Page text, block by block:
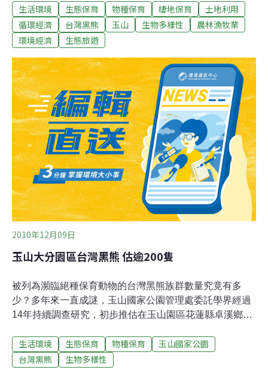
期更明確掌握台灣黑熊的族群生態。全世界現存8種熊
類，大多處於受威脅或瀕危的前景，1989年被列為瀕危保
育動物的台灣黑熊，更是台灣唯一原產的熊類，玉管處於
1996年成立黑熊專案保育小組，選定位於玉山東南園區的
大分地區進行長期監測，委由屏東科技大學副教授黃美秀
團隊深入園區調查。經長時間採集黑熊毛髮、排遺，同時
以微衛星DNA分析辨識，精確計算出該地區台灣黑熊數量
至少有100隻曾在該處出沒，而調查掌握黑熊族群數量的
區域，係分佈在大分地區約5平方公里範圍內，黑熊族群
密度之高更是少見。玉管處表示，根據族群推估公式的估
算，大分地區黑熊族群數量約為130至224隻，取中間值估
算約有164隻，但此數量是最保守
生活環境 生態保育 物種保育 棲地保育
土地利用
循環經濟
台灣黑熊 玉山 生物多樣性
農林漁牧業
環境經濟
生態旅遊
2010年12月09日
玉山大分園區台灣黑熊 估逾200隻
被列為瀕臨絕種保育動物的台灣黑熊族群數量究竟有多
少？多年來一直成謎，玉山國家公園管理處委託學界經過
14年持續調查研究，初步推估在玉山園區花蓮縣卓溪鄉大
期更明確掌握台灣黑熊的族群生態。玉管處於1996年成立
黑熊專案保育小組，選定位於玉山東南園區的大分地區進
生活環境 生態保育 物種保育
玉山國家公園
台灣黑熊
生物多樣性